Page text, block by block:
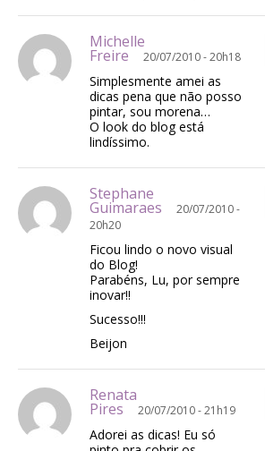
Michelle
Freire 20/07/2010 - 20h18
Simplesmente amei as
dicas pena que não posso
pintar, sou morena…
O look do blog está
lindíssimo.
Stephane
Guimaraes
20/07/2010 -
20h20
Ficou lindo o novo visual
do Blog!
Parabéns, Lu, por sempre
inovar!!
Sucesso!!!
Beijon
Renata
Pires 20/07/2010 - 21h19
Adorei as dicas! Eu só